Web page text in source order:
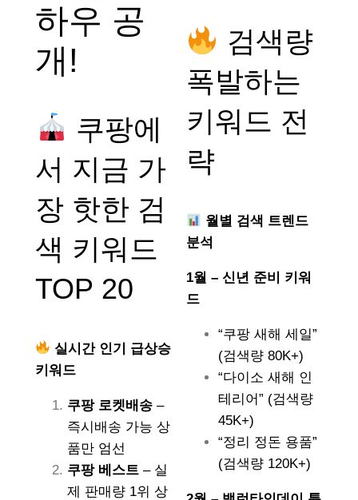
하우 공
개!
쿠팡에
서 지금 가
장 핫한 검
색 키워드
TOP 20
실시간 인기 급상승
키워드
쿠팡 로켓배송 –
즉시배송 가능 상
품만 엄선
쿠팡 베스트 – 실
제 판매량 1위 상
검색량
폭발하는
키워드 전
략
월별 검색 트렌드
분석
1월 – 신년 준비 키워
드
“쿠팡 새해 세일”
(검색량 80K+)
“다이소 새해 인
테리어” (검색량
45K+)
“정리 정돈 용품”
(검색량 120K+)